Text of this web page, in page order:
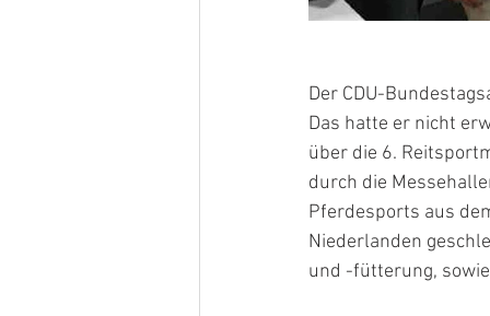
Der CDU-
Das hatte er nicht
über die 6.
durch die
Pferdesports aus
Niederlanden
und -fütterung,